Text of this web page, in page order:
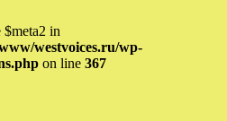
in
westvoices.ru/wp-
on line 367